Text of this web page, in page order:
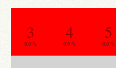
3
0.0 %
4
0.0 %
5
0.0 %